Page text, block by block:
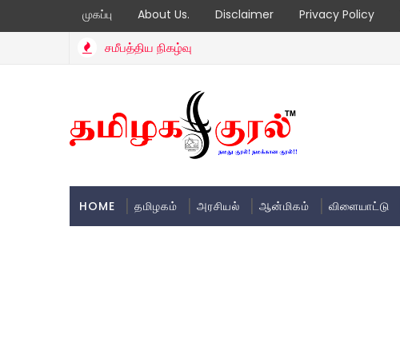
முகப்பு About Us. Disclaimer Privacy Policy
சமீபத்திய நிகழ்வு
HOME தமிழகம் அரசியல் ஆன்மிகம் விளையாட்டு